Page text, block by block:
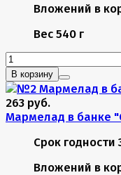
Вложений в
Вес 540 г
В корзину
263 руб.
Мармелад в банке
Срок годности
Вложений в